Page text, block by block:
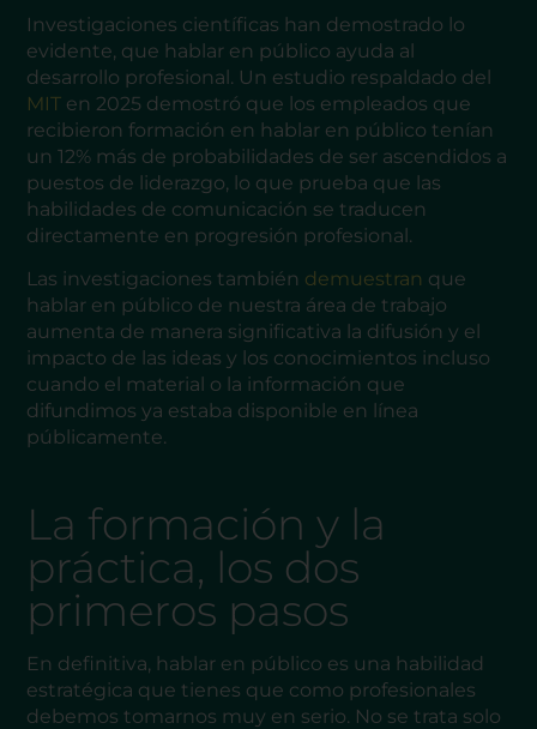
Investigaciones científicas han demostrado lo
evidente, que hablar en público ayuda al
desarrollo profesional. Un estudio respaldado del
MIT en 2025 demostró que los empleados que
recibieron formación en hablar en público tenían
un 12% más de probabilidades de ser ascendidos a
puestos de liderazgo, lo que prueba que las
habilidades de comunicación se traducen
directamente en progresión profesional.
Las investigaciones también demuestran que
hablar en público de nuestra área de trabajo
aumenta de manera significativa la difusión y el
impacto de las ideas y los conocimientos incluso
cuando el material o la información que
difundimos ya estaba disponible en línea
públicamente.
La formación y la
práctica, los dos
primeros pasos
En definitiva, hablar en público es una habilidad
estratégica que tienes que como profesionales
debemos tomarnos muy en serio. No se trata solo